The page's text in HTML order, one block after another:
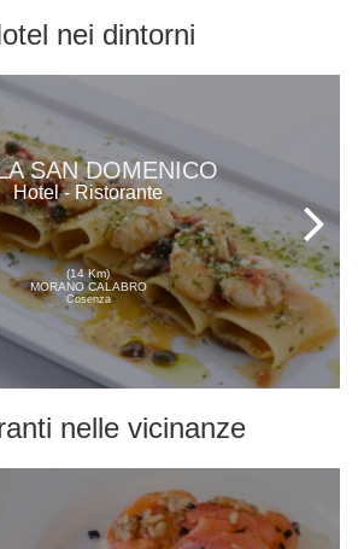
nei dintorni
SAN DOMENICO
Hotel - Ristorante
(14 Km)
MORANO CALABRO
Cosenza
nelle vicinanze